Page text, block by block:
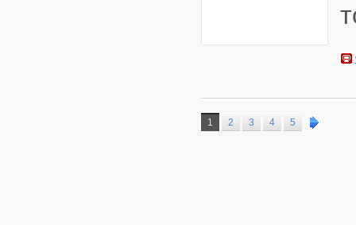
1 2 3 4 5